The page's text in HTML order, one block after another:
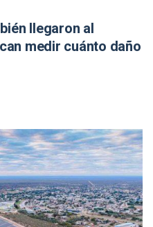
llegaron al
medir cuánto daño